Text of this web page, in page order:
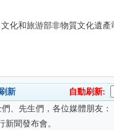
化和旅游部非物質文化遺產
新
自動刷新:
、先生們，各位媒體朋友：
聞發布會。